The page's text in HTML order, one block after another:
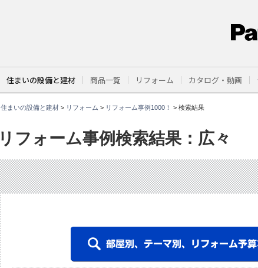
住まいの設備と建材 商品一覧 リフォーム カタログ・動画
住まいの設備と建材> リフォーム > リフォーム事例1000！ > 検索結果
リフォーム事例検索結果：広々